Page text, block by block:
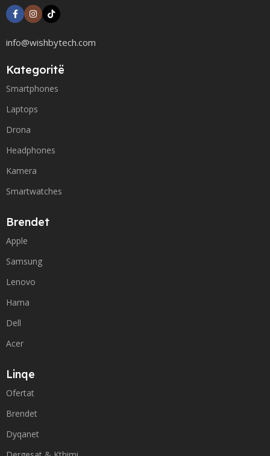
info@wishbytech.com
Kategoritë
Smartphones
Laptops
Drona
Headphones
Kamera
Smartwatches
Brendet
Apple
Samsung
Lenovo
Hama
Dell
Acer
Linqe
Ofertat
Brendet
Dyqanet